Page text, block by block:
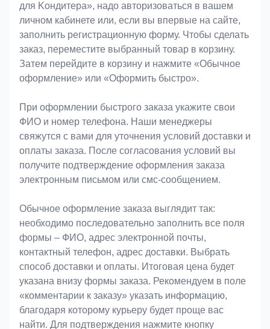
для Koндитeрa», надо авторизоваться в вашем
личном кабинете или, если вы впервые на сайте,
заполнить регистрационную форму. Чтобы сделать
заказ, переместите выбранный товар в корзину.
Затем перейдите в корзину и нажмите «Обычное
оформление» или «Оформить быстро».
При оформлении быстрого заказа укажите свои
ФИО и номер телефона. Наши менеджеры
свяжутся с вами для уточнения условий доставки и
оплаты заказа. После согласования условий вы
получите подтверждение оформления заказа
электронным письмом или смс-сообщением.
Обычное оформление заказа выглядит так:
необходимо последовательно заполнить все поля
формы – ФИО, адрес электронной почты,
контактный телефон, адрес доставки. Выбрать
способ доставки и оплаты. Итоговая цена будет
указана внизу формы заказа. Рекомендуем в поле
«комментарии к заказу» указать информацию,
благодаря которому курьеру будет проще вас
найти. Для подтверждения нажмите кнопку